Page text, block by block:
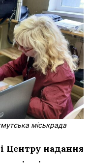
міськрада
Центру надання